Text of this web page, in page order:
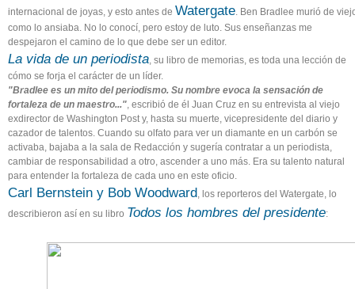
internacional de joyas, y esto antes de Watergate . Ben Bradlee murió de
como lo ansiaba. No lo conocí, pero estoy de luto. Sus enseñanzas me
despejaron el camino de lo que debe ser un editor.
La vida de un periodista , su libro de memorias, es toda una lección de
cómo se forja el carácter de un líder.
"Bradlee es un mito del periodismo. Su nombre evoca la sensación de
fortaleza de un maestro..." , escribió de él Juan Cruz en su entrevista al viejo
exdirector de Washington Post y, hasta su muerte, vicepresidente del diario y
cazador de talentos. Cuando su olfato para ver un diamante en un carbón se
activaba, bajaba a la sala de Redacción y sugería contratar a un periodista,
cambiar de responsabilidad a otro, ascender a uno más. Era su talento natural
para entender la fortaleza de cada uno en este oficio.
Carl Bernstein y Bob Woodward , los reporteros del Watergate, lo
describieron así en su libro Todos los hombres del presidente: